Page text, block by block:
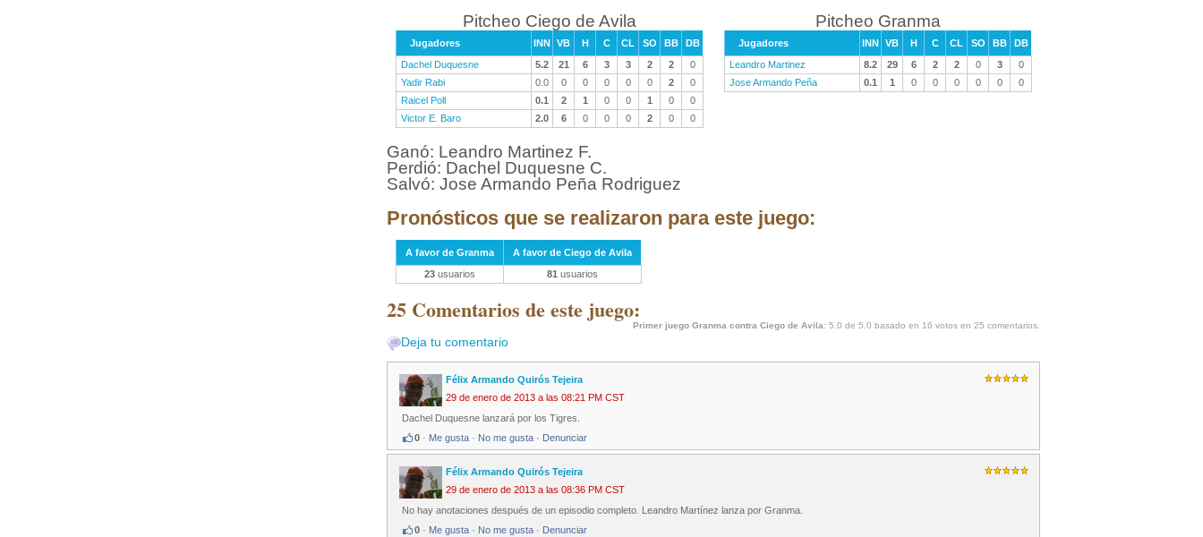
Pitcheo Ciego de Avila
Jugadores INN VB H C CL SO BB
DB
Dachel Duquesne
5.2 21 6 3 3 2 2
0
Yadir Rabi
0.0 0 0 0 0 0 2
0
Raicel Poll
0.1 2 1 0 0 1 0
0
Victor E. Baro
2.0 6 0 0 0 2 0 0
Pitcheo Granma
Jugadores INN VB H C CL SO BB
DB
Leandro Martinez
8.2 29 6 2 2 0 3
0
Jose Armando Peña
0.1 1 0 0 0 0 0 0
Ganó: Leandro Martinez F.
Perdió: Dachel Duquesne C.
Salvó: Jose Armando Peña Rodriguez
Pronósticos que se realizaron para este juego:
A favor de Granma
A favor de Ciego de Avila
23 usuarios 81 usuarios
25 Comentarios de este juego:
Primer juego Granma contra Ciego de Avila: 5.0 de 5.0 basado en 16 votos en 25 comentarios.
Deja tu comentario
Félix Armando Quirós Tejeira
29 de enero de 2013 a las 08:21 PM CST
Dachel Duquesne lanzará por los Tigres.
0 · Me gusta · No me gusta · Denunciar
Félix Armando Quirós Tejeira
29 de enero de 2013 a las 08:36 PM CST
No hay anotaciones después de un episodio completo. Leandro Martínez lanza por Granma.
0 · Me gusta · No me gusta · Denunciar